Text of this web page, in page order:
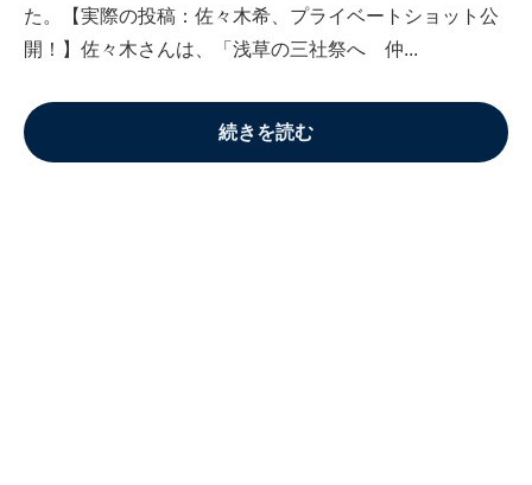
た。【実際の投稿：佐々木希、プライベートショット公
開！】佐々木さんは、「浅草の三社祭へ 仲...
続きを読む